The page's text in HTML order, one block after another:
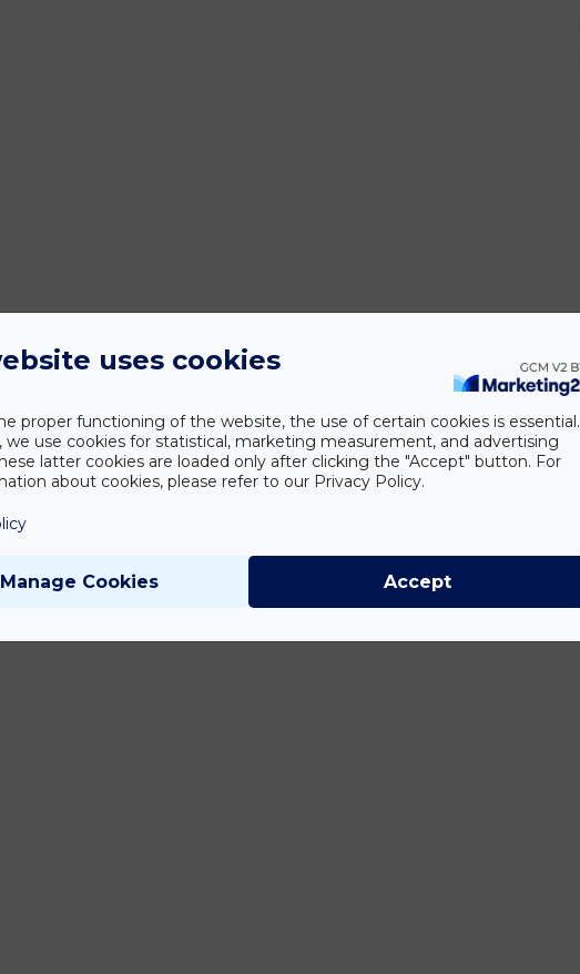
uses cookies
proper functioning of the website, the use of certain cookies is essential.
we use cookies for statistical, marketing measurement, and advertising
latter cookies are loaded only after clicking the "Accept" button. For
about cookies, please refer to our Privacy Policy.
Manage Cookies Accept